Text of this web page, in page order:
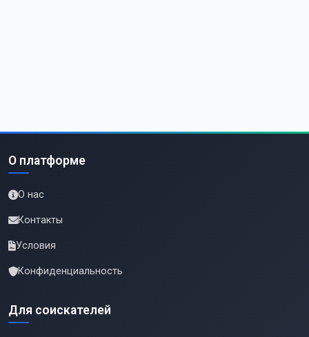
О платформе
О нас
Контакты
Условия
Конфиденциальность
Для соискателей